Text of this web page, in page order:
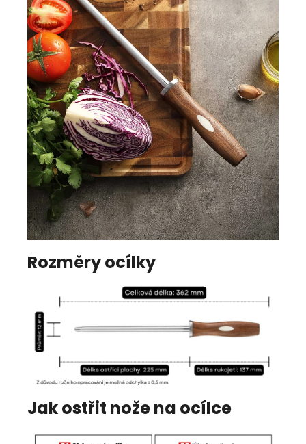
Rozměry ocílky
Jak ostřit nože na ocílce